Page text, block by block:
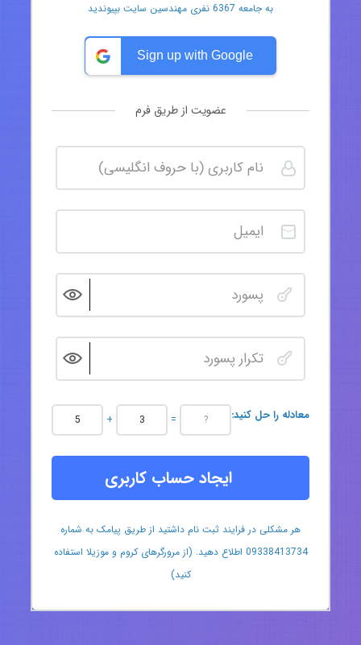
به جامعه 6367 نفری مهندسین سایت بپیوندید
Sign up with Google
عضویت از طریق فرم
:معادله را حل کنید + =
ایجاد حساب کاربری
هر مشکلی در فرایند ثبت نام داشتید از طریق پیامک به شماره
09338413734 اطلاع دهید. (از مرورگرهای کروم و موزیلا استفاده
کنید)